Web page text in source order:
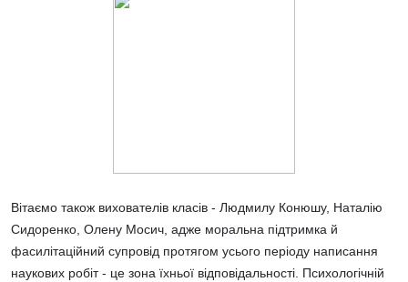
Вітаємо також вихователів класів - Людмилу Конюшу, Наталію
Сидоренко, Олену Мосич, адже моральна підтримка й
фасилітаційний супровід протягом усього періоду написання
наукових робіт - це зона їхньої відповідальності. Психологічній